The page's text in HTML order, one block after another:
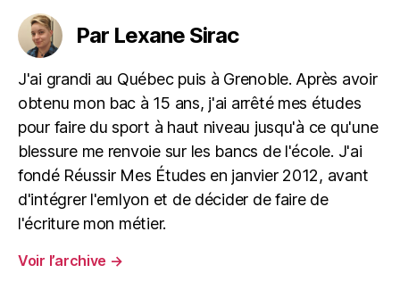
Par Lexane Sirac
J'ai grandi au Québec puis à Grenoble. Après avoir
obtenu mon bac à 15 ans, j'ai arrêté mes études
pour faire du sport à haut niveau jusqu'à ce qu'une
blessure me renvoie sur les bancs de l'école. J'ai
fondé Réussir Mes Études en janvier 2012, avant
d'intégrer l'emlyon et de décider de faire de
l'écriture mon métier.
Voir l’archive →